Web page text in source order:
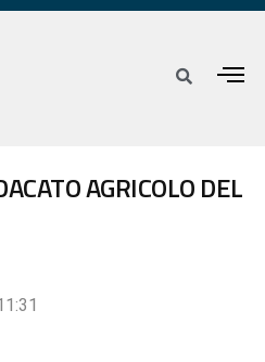
AGRICOLO DEL